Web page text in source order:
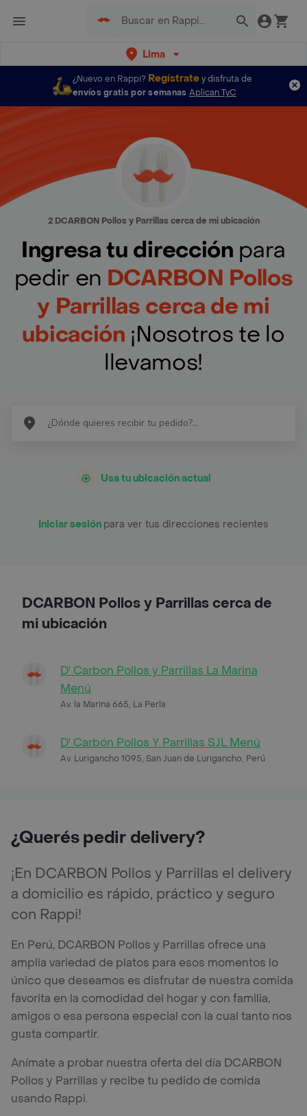
Lima
¿Nuevo en Rappi? Regístratey disfruta de
envíos gratis por semanas Aplican TyC
2 DCARBON Pollos y Parrillas cerca de mi ubicación
Ingresa tu dirección para
pedir en DCARBON Pollos
y Parrillas cerca de mi
ubicación ¡Nosotros te lo
llevamos!
Usa tu ubicación actual
Iniciar sesión para ver tus direcciones recientes
DCARBON Pollos y Parrillas cerca de
mi ubicación
D' Carbon Pollos y Parrillas La Marina
Menú
Av. la Marina 665, La Perla
D' Carbón Pollos Y Parrillas SJL Menú
Av. Lurigancho 1095, San Juan de Lurigancho, Perú
¿Querés pedir delivery?
¡En DCARBON Pollos y Parrillas el delivery
a domicilio es rápido, práctico y seguro
con Rappi!
En Perú, DCARBON Pollos y Parrillas ofrece una
amplia variedad de platos para esos momentos lo
único que deseamos es disfrutar de nuestra comida
favorita en la comodidad del hogar y con familia,
amigos o esa persona especial con la cual tanto nos
gusta compartir.
Anímate a probar nuestra oferta del día DCARBON
Pollos y Parrillas y recibe tu pedido de comida
usando Rappi.